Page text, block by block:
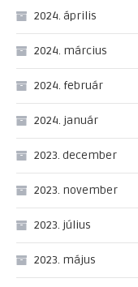
2024. április
2024. március
2024. február
2024. január
2023. december
2023. november
2023. július
2023. május